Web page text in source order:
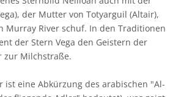
der Mutter von Totyarguil (Altair),
Murray River schuf. In den Traditionen
der Stern Vega den Geistern der
zur Milchstraße.
ist eine Abkürzung des arabischen "Al-